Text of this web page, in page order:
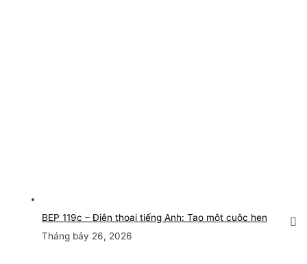
BEP 119c – Điện thoại tiếng Anh: Tạo một cuộc hẹn
Tháng bảy 26, 2026